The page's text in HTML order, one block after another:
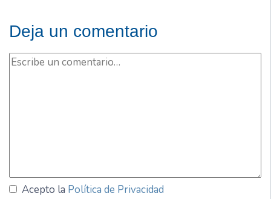
Deja un comentario
Acepto la Política de Privacidad